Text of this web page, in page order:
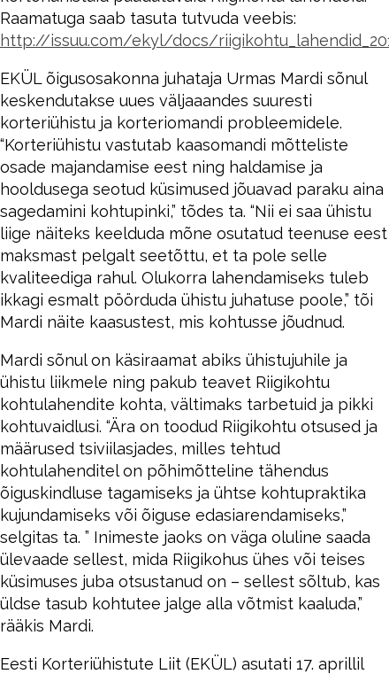
Raamatuga saab tasuta tutvuda veebis:
http://issuu.com/ekyl/docs/
EKÜL õigusosakonna juhataja Urmas Mardi sõnul
keskendutakse uues väljaaandes suuresti
korteriühistu ja korteriomandi probleemidele.
“Korteriühistu vastutab kaasomandi mõtteliste
osade majandamise eest ning haldamise ja
hooldusega seotud küsimused jõuavad paraku aina
sagedamini kohtupinki,” tõdes ta. “Nii ei saa ühistu
liige näiteks keelduda mõne osutatud teenuse eest
maksmast pelgalt seetõttu, et ta pole selle
kvaliteediga rahul. Olukorra lahendamiseks tuleb
ikkagi esmalt pöörduda ühistu juhatuse poole,” tõi
Mardi näite kaasustest, mis kohtusse jõudnud.
Mardi sõnul on käsiraamat abiks ühistujuhile ja
ühistu liikmele ning pakub teavet Riigikohtu
kohtulahendite kohta, vältimaks tarbetuid ja pikki
kohtuvaidlusi. “Ära on toodud Riigikohtu otsused ja
määrused tsiviilasjades, milles tehtud
kohtulahenditel on põhimõtteline tähendus
õiguskindluse tagamiseks ja ühtse kohtupraktika
kujundamiseks või õiguse edasiarendamiseks,”
selgitas ta. ” Inimeste jaoks on väga oluline saada
ülevaade sellest, mida Riigikohus ühes või teises
küsimuses juba otsustanud on – sellest sõltub, kas
üldse tasub kohtutee jalge alla võtmist kaaluda,”
rääkis Mardi.
Eesti Korteriühistute Liit (EKÜL) asutati 17. aprillil